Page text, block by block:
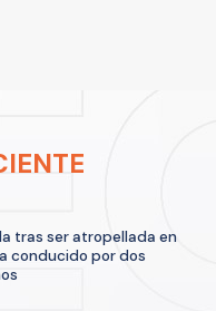
tras ser atropellada en
conducido por dos